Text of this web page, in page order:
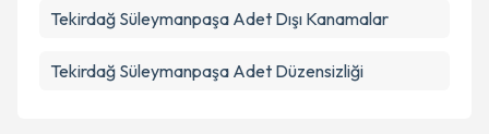
Tekirdağ Süleymanpaşa Adet Dışı Kanamalar
Tekirdağ Süleymanpaşa Adet Düzensizliği